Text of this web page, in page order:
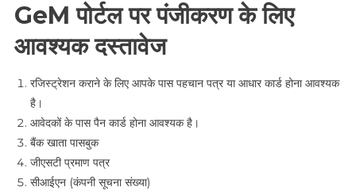
GeM पोर्टल पर पंजीकरण के लिए
आवश्यक दस्तावेज
रजिस्ट्रेशन कराने के लिए आपके पास पहचान पत्र या आधार कार्ड होना आवश्यक
है।
आवेदकों के पास पैन कार्ड होना आवश्यक है।
बैंक खाता पासबुक
जीएसटी प्रमाण पत्र
सीआईएन (कंपनी सूचना संख्या)